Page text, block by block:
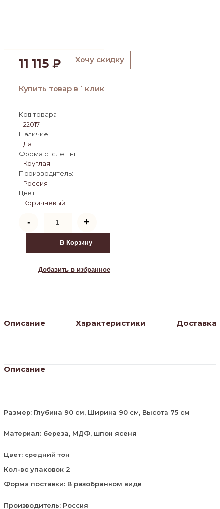
11 115 ₽ Хочу скидку
Купить товар в 1 клик
Код товара
22017
Наличие
Да
Форма столешницы:
Круглая
Производитель:
Россия
Цвет:
Коричневый
-
товара
Стол
венский
Вальс
(средний
+
В Корзину
Добавить в избранное
Описание Характеристики Доставка
Описание
Размер: Глубина 90 см, Ширина 90 см, Высота 75 см
Материал: береза, МДФ, шпон ясеня
Цвет: средний тон
Кол-во упаковок 2
Форма поставки: В разобранном виде
Производитель: Россия